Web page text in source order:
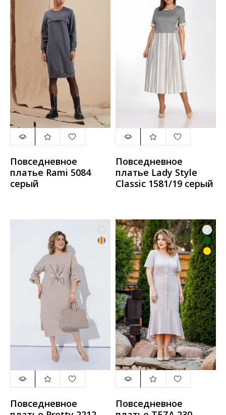
Повседневное
платье Rami 5084
серый
Повседневное
платье Lady Style
Classic 1581/19 серый
Повседневное
Повседневное